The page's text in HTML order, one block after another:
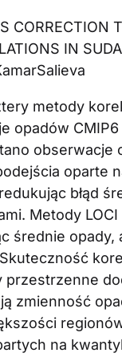
CORRECTION
IN
metody
opadów
obserwacje
oparte
błąd
Metody
średnie
przestrzenne
zmienność
na